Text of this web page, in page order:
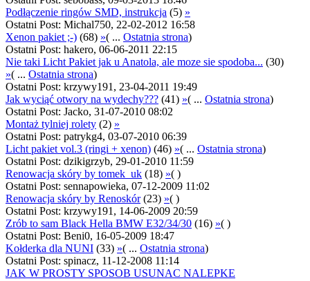
Podłączenie ringów SMD, instrukcja (5) »
Ostatni Post: Michal750, 22-02-2012 16:58
Xenon pakiet ;-) (68) »( ... Ostatnia strona)
Ostatni Post: hakero, 06-06-2011 22:15
Nie taki Licht Pakiet jak u Anatola, ale moze sie spodoba... (30)
»( ... Ostatnia strona)
Ostatni Post: krzywy191, 23-04-2011 19:49
Jak wyciąć otwory na wydechy??? (41) »( ... Ostatnia strona)
Ostatni Post: Jacko, 31-07-2010 08:02
Montaż tylniej rolety (2) »
Ostatni Post: patrykg4, 03-07-2010 06:39
Licht pakiet vol.3 (ringi + xenon) (46) »( ... Ostatnia strona)
Ostatni Post: dzikigrzyb, 29-01-2010 11:59
Renowacja skóry by tomek_uk (18) »( )
Ostatni Post: sennapowieka, 07-12-2009 11:02
Renowacja skóry by Renoskór(23) »( )
Ostatni Post: krzywy191, 14-06-2009 20:59
Zrób to sam Black Hella BMW E32/34/30 (16) »( )
Ostatni Post: Beni0, 16-05-2009 18:47
Kołderka dla NUNI (33) »( ... Ostatnia strona)
Ostatni Post: spinacz, 11-12-2008 11:14
JAK W PROSTY SPOSOB USUNAC NALEPKE